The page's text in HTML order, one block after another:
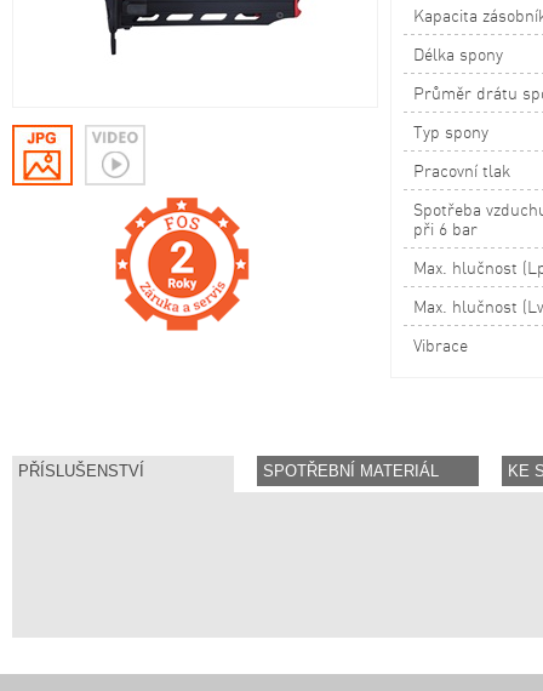
Kapacita
Délka spony
Průměr drátu
Typ spony
Pracovní tlak
Spotřeba
při 6 bar
Max. hlučnost
Max. hlučnost
Vibrace